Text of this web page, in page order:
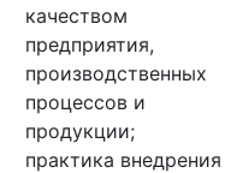
качеством
предприятия,
производственных
процессов и
продукции;
практика внедрения